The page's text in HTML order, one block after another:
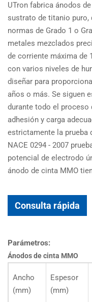
UTron fabrica ánodos
sustrato de titanio puro,
normas de Grado 1 o
metales mezclados
de corriente máxima de
con varios niveles de
diseñar para
años o más. Se siguen
durante todo el proceso
adhesión y carga
estrictamente la prueba
NACE 0294 - 2007
potencial de electrodo
ánodo de cinta MMO
Consulta rápida
Parámetros:
Ánodos de cinta MMO
Ancho
(mm)
Espesor
(mm)